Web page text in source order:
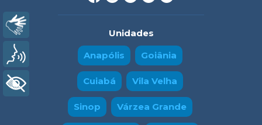
Unidades
Anapólis
Goiânia
Cuiabá Vila Velha
Sinop Várzea Grande
+ Acessibilidade